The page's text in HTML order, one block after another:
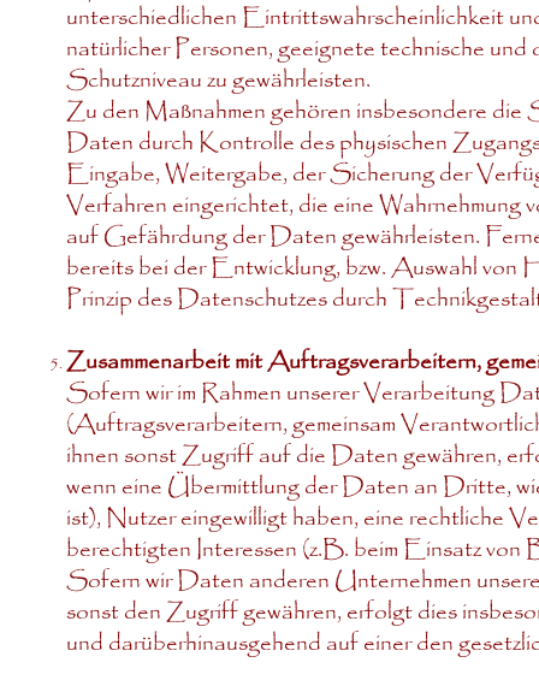
unterschiedlichen Eintrittswahrscheinlichkeit
natürlicher Personen, geeignete technische und
Schutzniveau zu gewährleisten.
Zu den Maßnahmen gehören insbesondere
Daten durch Kontrolle des physischen
Eingabe, Weitergabe, der Sicherung der
Verfahren eingerichtet, die eine
auf Gefährdung der Daten gewährleisten.
bereits bei der Entwicklung, bzw. Auswahl von
Prinzip des Datenschutzes durch
Zusammenarbeit mit Auftragsverarbeitern,
Sofern wir im Rahmen unserer Verarbeitung
(Auftragsverarbeitern, gemeinsam
ihnen sonst Zugriff auf die Daten gewähren,
wenn eine Übermittlung der Daten an Dritte,
ist), Nutzer eingewilligt haben, eine rechtliche
berechtigten Interessen (z.B. beim Einsatz
Sofern wir Daten anderen Unternehmen
sonst den Zugriff gewähren, erfolgt dies
und darüberhinausgehend auf einer den